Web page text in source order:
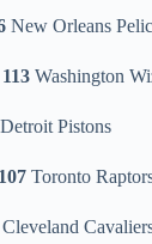
New Orleans
Washington
Detroit Pistons
Toronto
Cleveland